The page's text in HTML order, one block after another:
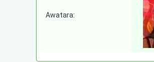
Awatara: